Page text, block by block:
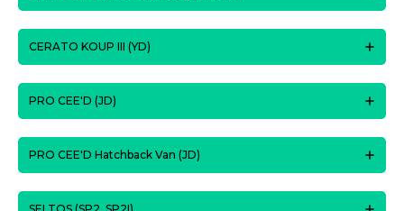
CERATO KOUP III (YD)
PRO CEE'D (JD)
PRO CEE'D Hatchback Van (JD)